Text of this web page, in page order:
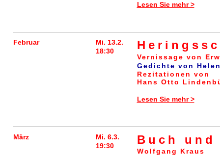
Lesen Sie mehr >
Februar
Mi. 13.2.
18:30
Vernissage von
Gedichte von
Rezitationen von
Hans Otto
Lesen Sie mehr >
März
Mi. 6.3.
19:30
Buch und
Wolfgang Kraus